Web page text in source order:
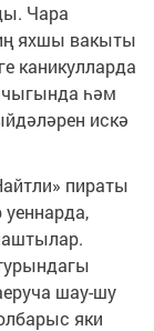
Чара
яхшы вакыты
каникулларда
һәм
искә
пираты
шау-шу
яки